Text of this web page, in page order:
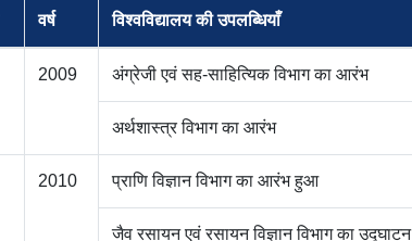
वर्ष विश्वविद्यालय की उपलब्धियाँ
2009 अंग्रेजी एवं सह-साहित्यिक विभाग का आरंभ
अर्थशास्त्र विभाग का आरंभ
2010 प्राणि विज्ञान विभाग का आरंभ हुआ
जैव रसायन एवं रसायन विज्ञान विभाग का